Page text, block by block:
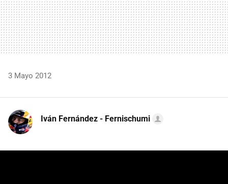
3 Mayo 2012
Iván Fernández - Fernischumi